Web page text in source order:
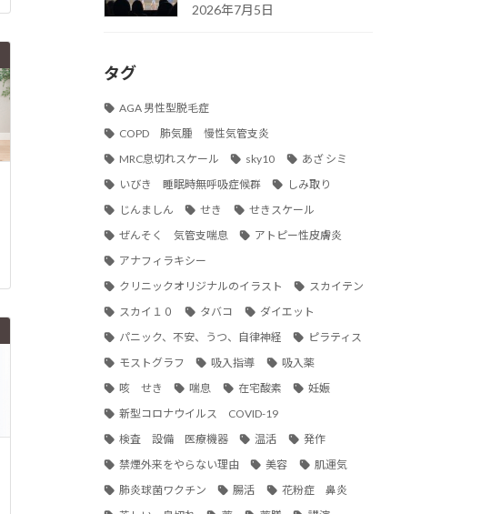
2026年7月5日
タグ
AGA 男性型脱毛症
COPD 肺気腫 慢性気管支炎
MRC息切れスケール
sky10
あざ シミ
いびき 睡眠時無呼吸症候群
しみ取り
じんましん
せき
せきスケール
ぜんそく 気管支喘息
アトピー性皮膚炎
アナフィラキシー
クリニックオリジナルのイラスト
スカイテン
スカイ１０
タバコ
ダイエット
パニック、不安、うつ、自律神経
ピラティス
モストグラフ
吸入指導
吸入薬
咳 せき
喘息 在宅酸素
妊娠
新型コロナウイルス COVID-19
検査 設備 医療機器
温活
発作
禁煙外来をやらない理由
美容
肌運気
肺炎球菌ワクチン
腸活
花粉症 鼻炎